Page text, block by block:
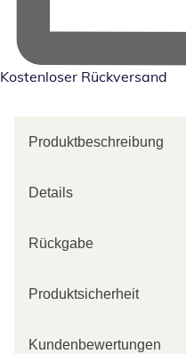
Kostenloser Rückversand
Produktbeschreibung
Details
Rückgabe
Produktsicherheit
Kundenbewertungen